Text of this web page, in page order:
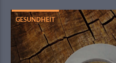
GESUNDHEIT